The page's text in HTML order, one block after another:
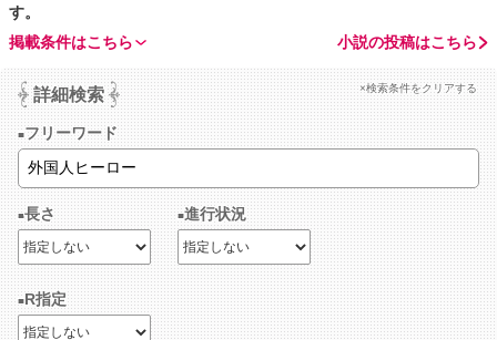
す。
小説の投稿はこちら
掲載条件はこちら
詳細検索 ×検索条件をクリアする
フリーワード
長さ 進行状況
R指定